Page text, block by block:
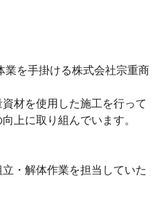
業を手掛ける株式会社宗重商
材を使用した施工を行って
上に取り組んでいます。
・解体作業を担当していた